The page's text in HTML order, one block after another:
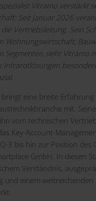
Vitramo verstärkt
Seit Januar 2026
Vertriebsleitung. Sein
Wohnungswirtschaft,
Segmenten sieht Vitramo
Infrarotlösungen
eine breite Erfahrung
mit.
vom technischen
Key-Account-
3 bis hin zur Position des
GmbH. In diesen
Verständnis,
und einem weitreichenden